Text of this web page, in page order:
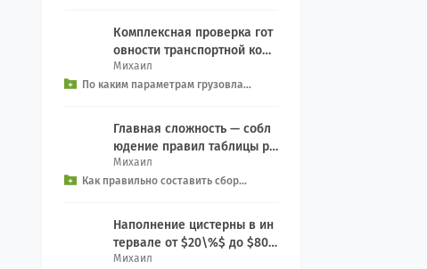
Комплексная проверка гот
овности транспортной комп
ании включает контрольны
й чек-лист: Прове...
Михаил
По каким параметрам грузовла...
Главная сложность — собл
юдение правил таблицы ра
зделения (Segregation): За
прет на совместн...
Михаил
Как правильно составить сбор...
Наполнение цистерны в ин
тервале от $20\%$ до $80\
%$ создает смертельную уг
Михаил